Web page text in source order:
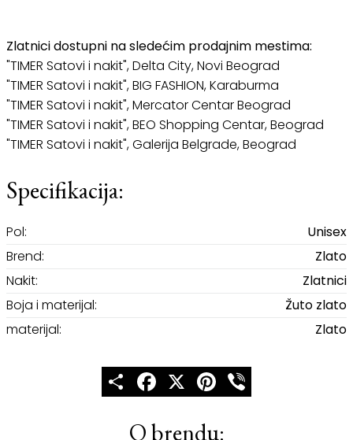
Zlatnici dostupni na sledećim prodajnim mestima:
"TIMER Satovi i nakit", Delta City, Novi Beograd
"TIMER Satovi i nakit", BIG FASHION, Karaburma
"TIMER Satovi i nakit", Mercator Centar Beograd
"TIMER Satovi i nakit", BEO Shopping Centar, Beograd
"TIMER Satovi i nakit", Galerija Belgrade, Beograd
Specifikacija:
Pol:
Unisex
Brend:
Zlato
Nakit:
Zlatnici
Boja i materijal:
Žuto zlato
materijal:
Zlato
ShareFacebook
X Pinterest